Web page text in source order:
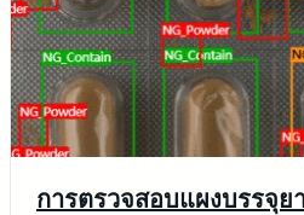
การตรวจสอบแผงบรรจุ